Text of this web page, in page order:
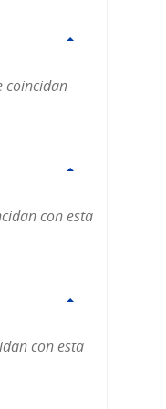
coincidan
con esta
con esta